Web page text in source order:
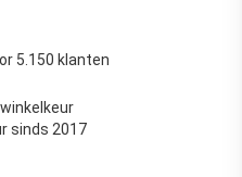
5.150 klanten
sinds 2017